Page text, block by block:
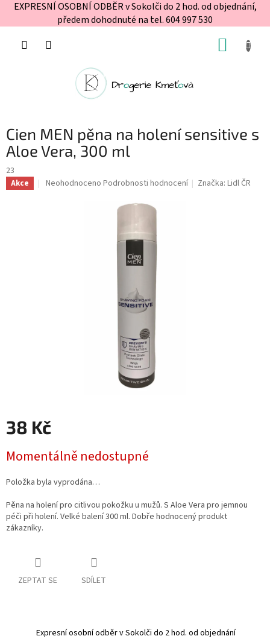
EXPRESNÍ OSOBNÍ ODBĚR v Sokolči do 2 hod. od objednání,
předem dohodnuté na tel. 604 997 530
Cien MEN pěna na holení sensitive s
Aloe Vera, 300 ml
23
Akce
Průměrné
Neohodnoceno Podrobnosti hodnocení Značka:Lidl ČR
38 Kč
cena:
Momentálně nedostupné
Položka byla vyprodána…
Pěna na holení pro citlivou pokožku u mužů. S Aloe Vera pro jemnou
péči při holení. Velké balení 300 ml. Dobře hodnocený produkt
zákazníky.
ZEPTAT SE SDÍLET
Expresní osobní odběr v Sokolči do 2 hod. od objednání